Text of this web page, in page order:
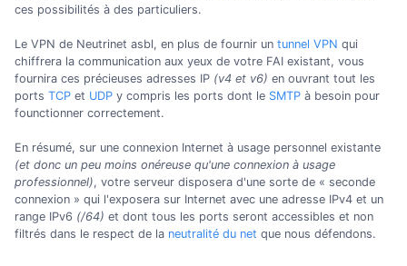
ces possibilités à des particuliers.
Le VPN de Neutrinet asbl, en plus de fournir un tunnel VPN qui
chiffrera la communication aux yeux de votre FAI existant, vous
fournira ces précieuses adresses IP (v4 et v6) en ouvrant tout les
ports TCP et UDP y compris les ports dont le SMTP à besoin pour
founctionner correctement.
En résumé, sur une connexion Internet à usage personnel existante
(et donc un peu moins onéreuse qu'une connexion à usage
professionnel), votre serveur disposera d'une sorte de « seconde
connexion » qui l'exposera sur Internet avec une adresse IPv4 et un
range IPv6 (/64) et dont tous les ports seront accessibles et non
filtrés dans le respect de la neutralité du net que nous défendons.